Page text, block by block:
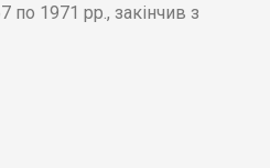
1971 рр., закінчив з